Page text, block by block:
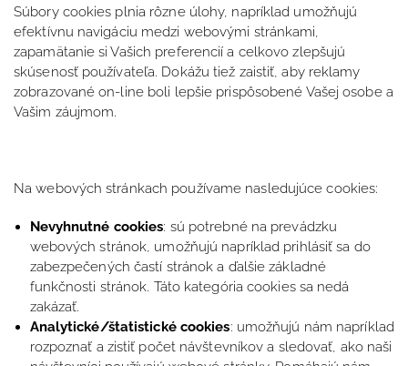
Súbory cookies plnia rôzne úlohy, napríklad umožňujú
efektívnu navigáciu medzi webovými stránkami,
zapamätanie si Vašich preferencií a celkovo zlepšujú
skúsenosť používateľa. Dokážu tiež zaistiť, aby reklamy
zobrazované on-line boli lepšie prispôsobené Vašej osobe a
Vašim záujmom.
Na webových stránkach používame nasledujúce cookies:
Nevyhnutné cookies: sú potrebné na prevádzku
webových stránok, umožňujú napríklad prihlásiť sa do
zabezpečených častí stránok a ďalšie základné
funkčnosti stránok. Táto kategória cookies sa nedá
zakázať.
Analytické/štatistické cookies: umožňujú nám napríklad
rozpoznať a zistiť počet návštevníkov a sledovať, ako naši